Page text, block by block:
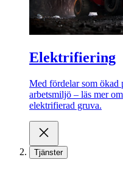
Elektrifiering
Med fördelar som ökad
arbetsmiljö – läs mer
elektrifierad gruva.
Tjänster